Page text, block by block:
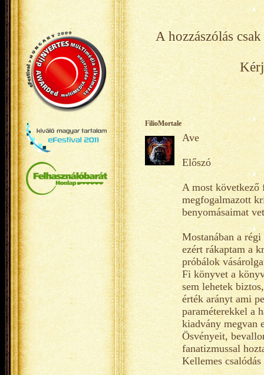
A hozzászólás
FilioMortale
Ave
Előszó
A most következő
megfogalmazott
benyomásaimat
Mostanában a
ezért rákaptam a
próbálok
Fi könyvet a
sem lehetek
érték arányt ami
paraméterekkel a
kiadvány megvan
Ösvényeit,
fanatizmussal
Kellemes